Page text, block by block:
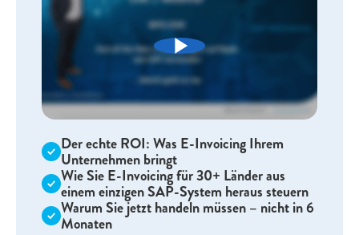
Der echte ROI: Was E-Invoicing Ihrem
Unternehmen bringt
Wie Sie E-Invoicing für 30+ Länder aus
einem einzigen SAP-System heraus steuern
Warum Sie jetzt handeln müssen – nicht in 6
Monaten